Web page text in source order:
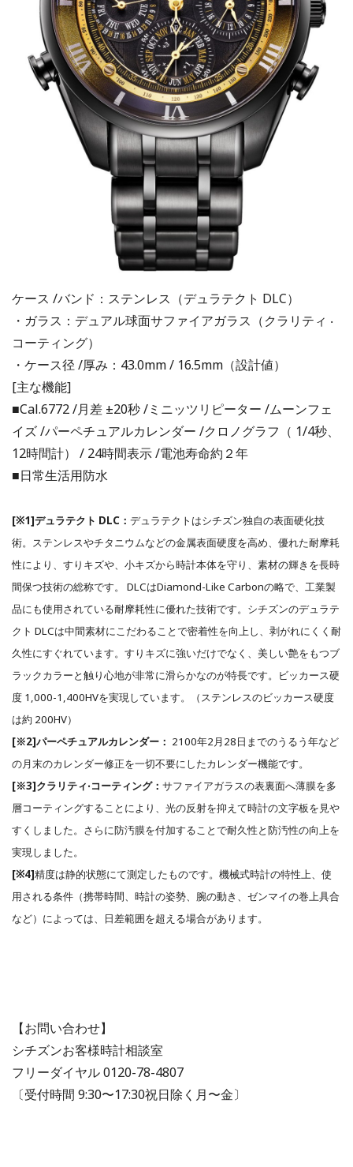
ケース /バンド：ステンレス（デュラテクト DLC）
・ガラス：デュアル球面サファイアガラス（クラリティ ‧
コーティング）
・ケース径 /厚み：43.0mm / 16.5mm（設計値）
[主な機能]
■Cal.6772 /月差 ±20秒 /ミニッツリピーター /ムーンフェ
イズ /パーペチュアルカレンダー /クロノグラフ（ 1/4秒、
12時間計） / 24時間表示 /電池寿命約２年
■⽇常生活用防水
[※1]デュラテクト DLC： デュラテクトはシチズン独⾃の表面硬化技
術。ステンレスやチタニウムなどの金属表面硬度を高め、優れた耐摩耗
性により、すりキズや、⼩キズから時計本体を守り、素材の輝きを⻑時
間保つ技術の総称です。 DLCはDiamond-Like Carbonの略で、⼯業製
品にも使用されている耐摩耗性に優れた技術です。シチズンのデュラテ
クト DLCは中間素材にこだわることで密着性を向上し、剥がれにくく耐
久性にすぐれています。すりキズに強いだけでなく、美しい艶をもつブ
ラックカラーと触り⼼地が非常に滑らかなのが特⻑です。ビッカース硬
度 1,000-1,400HVを実現しています。（ステンレスのビッカース硬度
は約 200HV）
[※2]パーペチュアルカレンダー： 2100年2月28⽇までのうるう年など
の月末のカレンダー修正を⼀切不要にしたカレンダー機能です。
[※3]クラリティ‧コーティング： サファイアガラスの表裏面へ薄膜を多
層コーティングすることにより、光の反射を抑えて時計の⽂字板を⾒や
すくしました。さらに防汚膜を付加することで耐久性と防汚性の向上を
実現しました。
[※4]精度は静的状態にて測定したものです。機械式時計の特性上、使
用される条件（携帯時間、時計の姿勢、腕の動き、ゼンマイの巻上具合
など）によっては、⽇差範囲を超える場合があります。
【お問い合わせ】
シチズンお客様時計相談室
フリーダイヤル 0120-78-4807
〔受付時間 9:30〜17:30祝⽇除く月〜金〕